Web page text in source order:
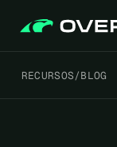
RECURSOS/BLOG